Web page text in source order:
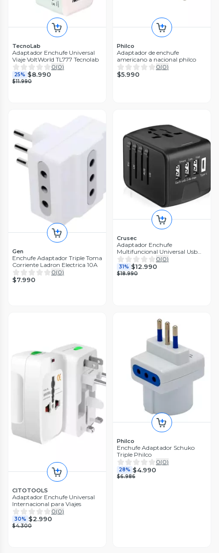
TecnoLab
Adaptador Enchufe Universal
Viaje VoltWorld TL777 Tecnolab
0(0)
25% $8.990
$11.990
Philco
Adaptador de enchufe
americano a nacional philco
0(0)
$5.990
Gen
Enchufe Adaptador Triple Toma
Corriente Ladron Electrica 10A
0(0)
$7.990
Crusec
Adaptador Enchufe
Multifuncional Universal Usb
100v/240v
0(0)
31% $12.990
$18.990
CITOTOOLS
Adaptador Enchufe Universal
Internacional para Viajes
0(0)
30% $2.990
$4.300
Philco
Enchufe Adaptador Schuko
Triple Philco
0(0)
28% $4.990
$6.986